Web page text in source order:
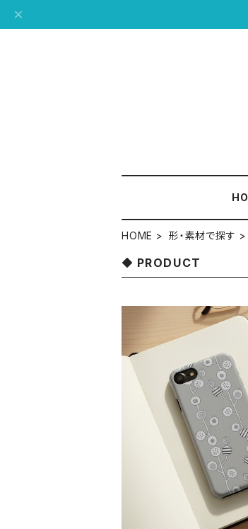
HOME 形・素材で探す
PRODUCT